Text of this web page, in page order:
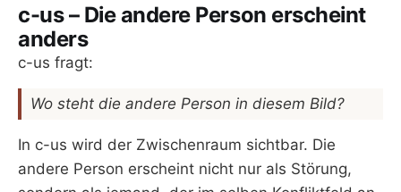
c-us – Die andere Person erscheint
anders
c-us fragt:
Wo steht die andere Person in diesem Bild?
In c-us wird der Zwischenraum sichtbar. Die
andere Person erscheint nicht nur als Störung,